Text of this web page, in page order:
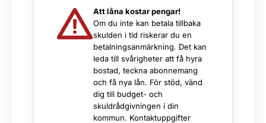
Att låna kostar pengar!
Om du inte kan betala tillbaka
skulden i tid riskerar du en
betalningsanmärkning. Det kan
leda till svårigheter att få hyra
bostad, teckna abonnemang
och få nya lån. För stöd, vänd
dig till budget- och
skuldrådgivningen i din
kommun. Kontaktuppgifter